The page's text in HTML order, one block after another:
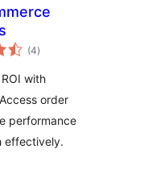
(4total
de
)
with
order
performance
effectively.